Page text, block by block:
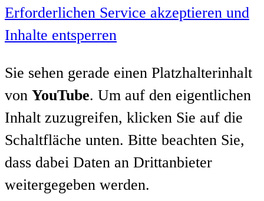
Erforderlichen Service akzeptieren und
Inhalte entsperren
Sie sehen gerade einen Platzhalterinhalt
von YouTube. Um auf den eigentlichen
Inhalt zuzugreifen, klicken Sie auf die
Schaltfläche unten. Bitte beachten Sie,
dass dabei Daten an Drittanbieter
weitergegeben werden.